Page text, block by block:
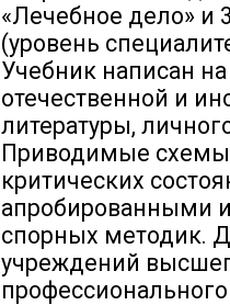
«Лечебное дело» и
(уровень
Учебник написан
отечественной и
литературы,
Приводимые схемы
критических
апробированными
спорных методик.
учреждений